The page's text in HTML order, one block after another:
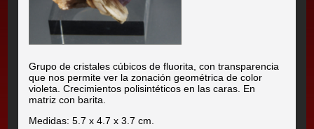
Grupo de cristales cúbicos de fluorita, con transparencia
que nos permite ver la zonación geométrica de color
violeta. Crecimientos polisintéticos en las caras. En
matriz con barita.
Medidas: 5.7 x 4.7 x 3.7 cm.